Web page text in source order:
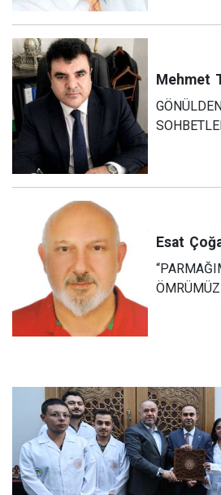
Mehmet
Esat